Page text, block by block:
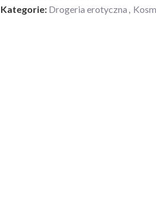
Kategorie: Drogeria erotyczna ,